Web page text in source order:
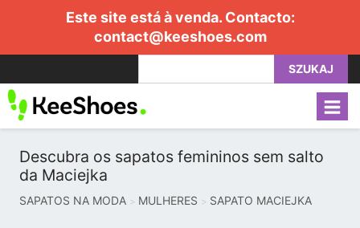
Este site está à venda. Contacto:
contact@keeshoes.com
SZUKAJ
Descubra os sapatos femininos sem salto
da Maciejka
SAPATOS NA MODA MULHERES SAPATO MACIEJKA